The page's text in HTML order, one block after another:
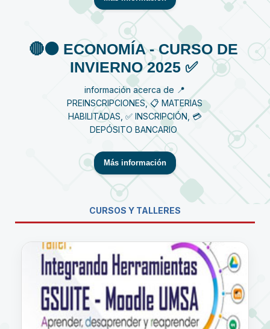
🔴⚫️ ECONOMÍA - CURSO DE
INVIERNO 2025 ✅
información acerca de 📍
PREINSCRIPCIONES, 📋 MATERIAS
HABILITADAS, ✅ INSCRIPCIÓN, 💳
DEPÓSITO BANCARIO
Más información
CURSOS Y TALLERES